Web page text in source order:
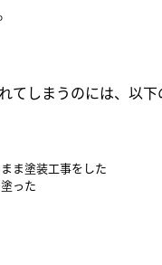
てしまうのには、以下
ま塗装工事をした
った